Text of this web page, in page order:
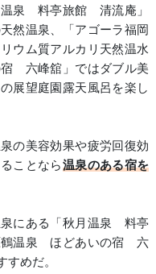
温泉 料亭旅館 清流庵」
然温泉、「アゴーラ福岡
ウム質アルカリ天然温水
六峰舘」ではダブル美
展望庭園露天風呂を楽し
の美容効果や疲労回復効
ことなら温泉のある宿を
泉にある「秋月温泉 料亭
鶴温泉 ほどあいの宿 六
めだ。